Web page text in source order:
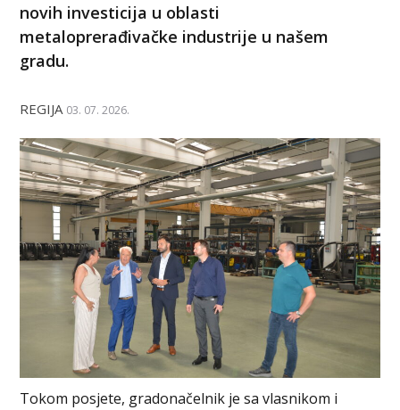
novih investicija u oblasti
metaloprerađivačke industrije u našem
gradu.
REGIJA 03. 07. 2026.
Tokom posjete, gradonačelnik je sa vlasnikom i